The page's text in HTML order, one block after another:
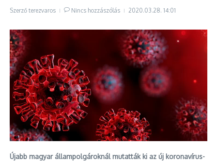
Szerző terezvaros Nincs hozzászólás 2020.03.28. 14:01
Újabb magyar állampolgároknál mutatták ki az új koronavírus-